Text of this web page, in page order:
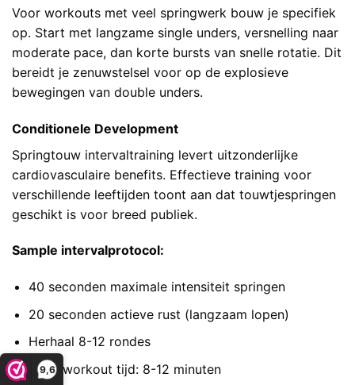
9,6
Voor workouts met veel springwerk bouw je specifiek
op. Start met langzame single unders, versnelling naar
moderate pace, dan korte bursts van snelle rotatie. Dit
bereidt je zenuwstelsel voor op de explosieve
bewegingen van double unders.
Conditionele Development
Springtouw intervaltraining levert uitzonderlijke
cardiovasculaire benefits. Effectieve training voor
verschillende leeftijden toont aan dat touwtjespringen
geschikt is voor breed publiek.
Sample intervalprotocol:
40 seconden maximale intensiteit springen
20 seconden actieve rust (langzaam lopen)
Herhaal 8-12 rondes
Total workout tijd: 8-12 minuten